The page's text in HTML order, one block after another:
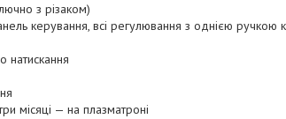
з різаком)
керування, всі регулювання з однією ручкою
натискання
місяці — на плазматроні